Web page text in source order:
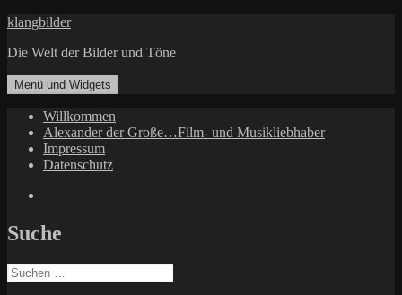
Zum
springen
klangbilder
Die Welt der Bilder und Töne
Menü und Widgets
Willkommen
Alexander der Große…Film- und Musikliebhaber
Impressum
Datenschutz
Suche
Suchen
nach: